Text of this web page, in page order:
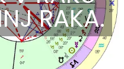
RAKA.